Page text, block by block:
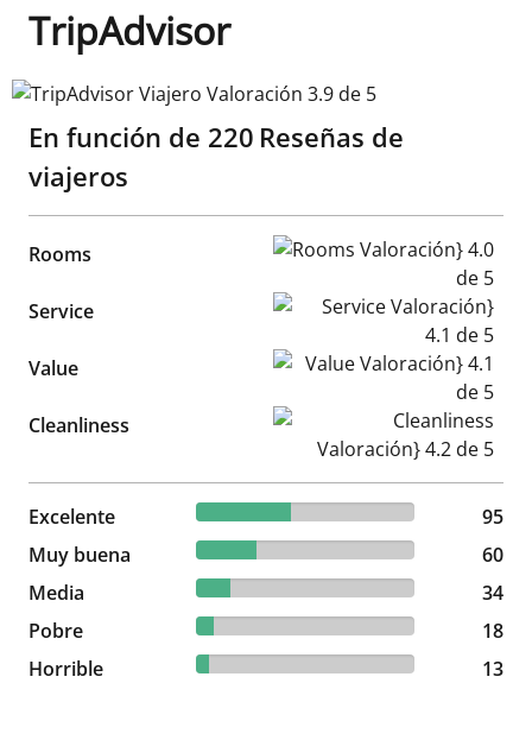
TripAdvisor
TripAdvisor Viajero Valoración 3.9 de 5
En función de 220 Reseñas de
viajeros
Rooms Rooms Valoración} 4.0 de 5
Service Service Valoración} 4.1 de 5
Value Value Valoración} 4.1 de 5
Cleanliness Cleanliness Valoración} 4.2
Excelente 43.18% reviewed Excelente
95 reviews
95
Muy buena
27.27% reviewed Muy buena
60 reviews
60
Media
15.45% reviewed Media
34 reviews
34
Pobre
8.18% reviewed Pobre
18 reviews
18
Horrible
5.91% reviewed Horrible
13 reviews 13